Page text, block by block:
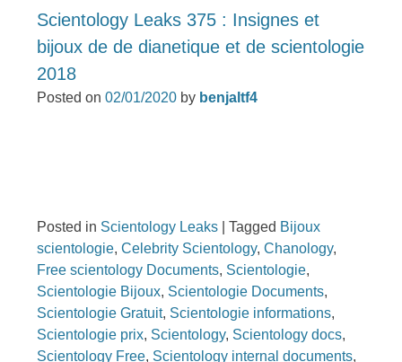
Scientology Leaks 375 : Insignes et
bijoux de de dianetique et de scientologie
2018
Posted on02/01/2020 by benjaltf4
Posted in Scientology Leaks |Tagged Bijoux
scientologie,Celebrity Scientology,Chanology,
Free scientology Documents, Scientologie,
Scientologie Bijoux, Scientologie Documents,
Scientologie Gratuit, Scientologie informations,
Scientologie prix, Scientology, Scientology docs,
Scientology Free, Scientology internal documents,